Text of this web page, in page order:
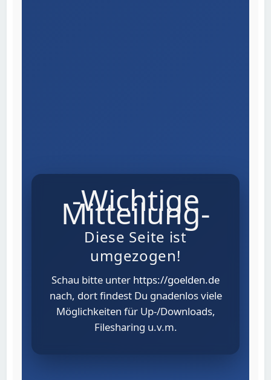
-Wichtige
Mitteilung-
Diese Seite ist
umgezogen!
Schau bitte unter https://goelden.de
nach, dort findest Du gnadenlos viele
Möglichkeiten für Up-/Downloads,
Filesharing u.v.m.